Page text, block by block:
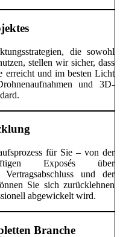
die sowohl
stellen wir sicher, dass
erreicht und im besten Licht
und 3D-
für Sie – von der
Exposés über
und der
Sie sich zurücklehnen
abgewickelt wird.
Branche